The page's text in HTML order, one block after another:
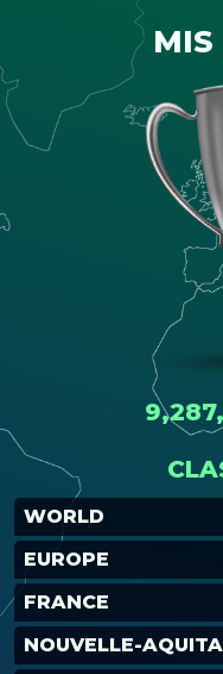
MIS
WORLD
EUROPE
FRANCE
NOUVELLE-